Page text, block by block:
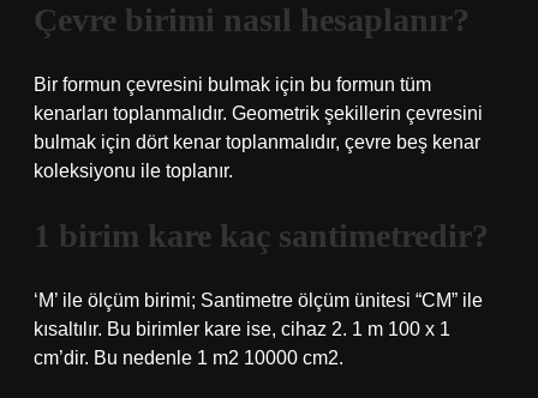
Çevre birimi nasıl hesaplanır?
Bir formun çevresini bulmak için bu formun tüm
kenarları toplanmalıdır. Geometrik şekillerin çevresini
bulmak için dört kenar toplanmalıdır, çevre beş kenar
koleksiyonu ile toplanır.
1 birim kare kaç santimetredir?
‘M’ ile ölçüm birimi; Santimetre ölçüm ünitesi “CM” ile
kısaltılır. Bu birimler kare ise, cihaz 2. 1 m 100 x 1
cm’dir. Bu nedenle 1 m2 10000 cm2.